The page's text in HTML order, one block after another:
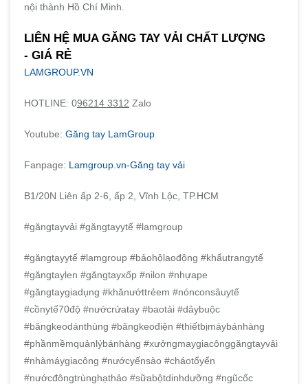
nội thành Hồ Chí Minh.
LIÊN HỆ MUA GĂNG TAY VẢI CHẤT LƯỢNG
- GIÁ RẺ
LAMGROUP.VN
HOTLINE: 096214 3312 Zalo
Youtube: Găng tay LamGroup
Fanpage: Lamgroup.vn-Găng tay vải
B1/20N Liên ấp 2-6, ấp 2, Vĩnh Lộc, TP.HCM
#găngtayvải #găngtayytế #lamgroup
#găngtayytế #lamgroup #bảohộlaođộng #khẩutrangytế
#găngtaylen #găngtayxốp #nilon #nhựape
#găngtaygiadụng #khănướttrẻem #nónconsâuytế
#cồnytế70độ #nướcrửatay #baotải #dâybuộc
#băngkeodánthùng #băngkeođiện #thiếtbịmáybánhàng
#phầnmềmquảnlýbánhàng #xưởngmaygiacônggăngtayvải
#nhàmáygiacông #nướcyếnsào #cháotổyến
#nướcđôngtrùnghạthảo #sữabộtdinhdưỡng #ngũcốc